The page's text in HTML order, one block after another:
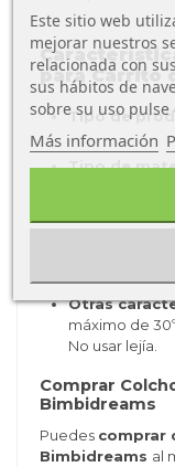
para Carrito
Tipo de
Tipo de
Otras
máximo de
No usar lejía.
Comprar
Bimbidreams
Puedes comprar
Bimbidreams al
Este sitio web
mejorar nuestros
relacionada con
sus hábitos de
sobre su uso pulse
Más información